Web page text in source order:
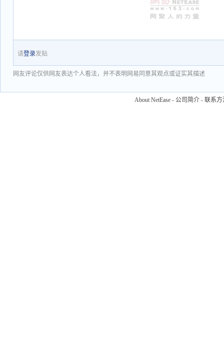
请登录发贴
网友评论仅供网友表达个人看法，并不表明网易同意其观点或证实其描述
About NetEase - 公司简介 - 联系方